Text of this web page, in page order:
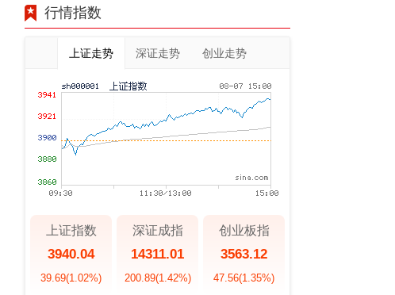
行情指数
上证走势 深证走势 创业走势
上证指数
3940.04
39.69(1.02%)
深证成指
14311.01
200.89(1.42%)
创业板指
3563.12
47.56(1.35%)